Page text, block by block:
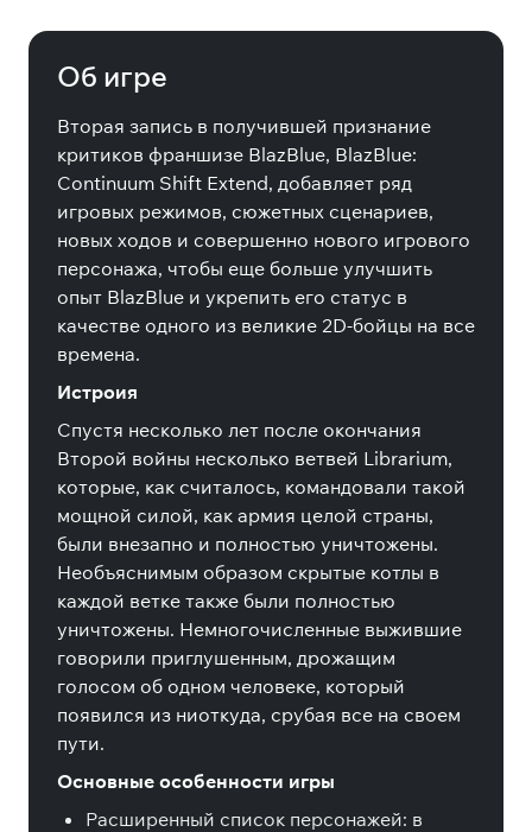
Об игре
Вторая запись в получившей признание
критиков франшизе BlazBlue, BlazBlue:
Continuum Shift Extend, добавляет ряд
игровых режимов, сюжетных сценариев,
новых ходов и совершенно нового игрового
персонажа, чтобы еще больше улучшить
опыт BlazBlue и укрепить его статус в
качестве одного из великие 2D-бойцы на все
времена.
Истроия
Спустя несколько лет после окончания
Второй войны несколько ветвей Librarium,
которые, как считалось, командовали такой
мощной силой, как армия целой страны,
были внезапно и полностью уничтожены.
Необъяснимым образом скрытые котлы в
каждой ветке также были полностью
уничтожены. Немногочисленные выжившие
говорили приглушенным, дрожащим
голосом об одном человеке, который
появился из ниоткуда, срубая все на своем
пути.
Основные особенности игры
Расширенный список персонажей: в